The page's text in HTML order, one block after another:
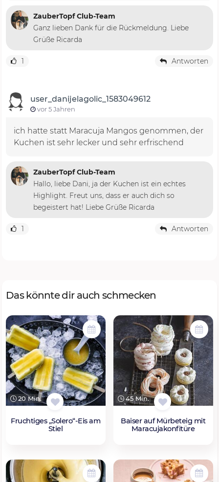
ZauberTopf Club-Team
Ganz lieben Dank für die Rückmeldung. Liebe
Grüße Ricarda
1 Antworten
user_danijelagolic_1583049612
vor 5 Jahren
ich hatte statt Maracuja Mangos genommen, der
Kuchen ist sehr lecker und sehr erfrischend
ZauberTopf Club-Team
Hallo, liebe Dani, ja der Kuchen ist ein echtes
Highlight. Freut uns, dass er auch dich so
begeistert hat! Liebe Grüße Ricarda
1 Antworten
Das könnte dir auch schmecken
20 Min.
Fruchtiges „Solero“-Eis am
Stiel
45 Min.
Baiser auf Mürbeteig mit
Maracujakonfitüre